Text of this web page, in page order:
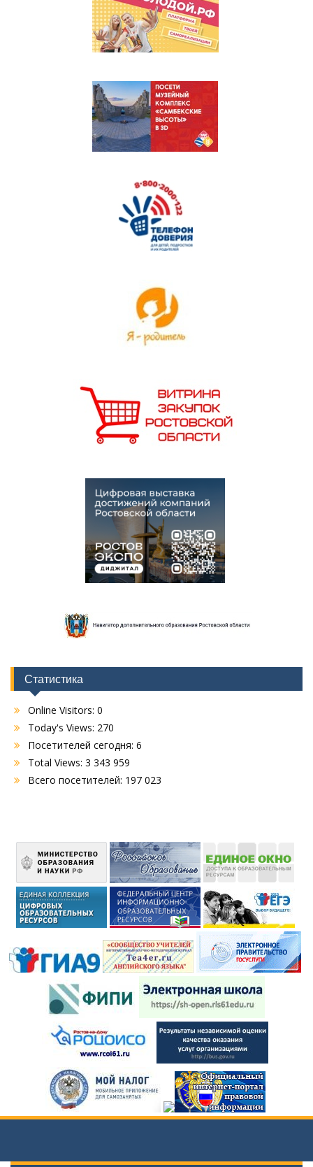
Статистика
Online Visitors: 0
Today's Views: 270
Посетителей сегодня: 6
Total Views: 3 343 959
Всего посетителей: 197 023